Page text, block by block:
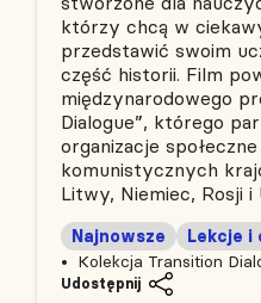
którzy chcą w
przedstawić swoim
część historii. Film
międzynarodowego
Dialogue”, którego
organizacje
komunistycznych
Litwy, Niemiec, Rosji i
Najnowsze
Lekcje i
Kolekcja Transition
Udostępnij